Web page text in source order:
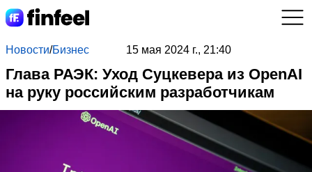
Новости/Бизнес 15 мая 2024 г., 21:40
Глава РАЭК: Уход Суцкевера из OpenAI
на руку российским разработчикам